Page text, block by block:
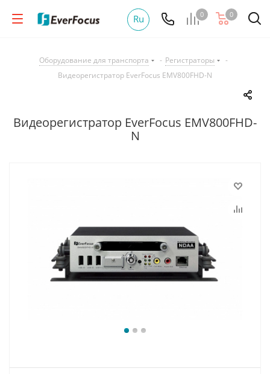
0 0
Ru
Оборудование для транспорта - Регистраторы
-
Видеорегистратор EverFocus EMV800FHD-N
Видеорегистратор EverFocus EMV800FHD-
N